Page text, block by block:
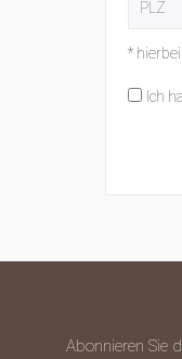
*
Ich
Abonnieren Sie